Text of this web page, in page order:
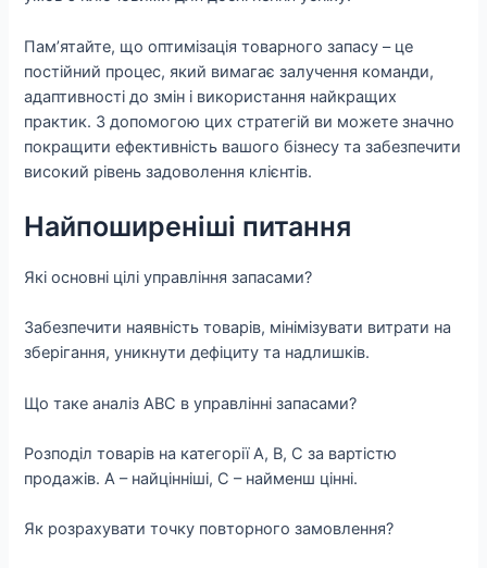
Пам’ятайте, що оптимізація товарного запасу – це
постійний процес, який вимагає залучення команди,
адаптивності до змін і використання найкращих
практик. З допомогою цих стратегій ви можете значно
покращити ефективність вашого бізнесу та забезпечити
високий рівень задоволення клієнтів.
Найпоширеніші питання
Які основні цілі управління запасами?
Забезпечити наявність товарів, мінімізувати витрати на
зберігання, уникнути дефіциту та надлишків.
Що таке аналіз ABC в управлінні запасами?
Розподіл товарів на категорії A, B, C за вартістю
продажів. A – найцінніші, C – найменш цінні.
Як розрахувати точку повторного замовлення?